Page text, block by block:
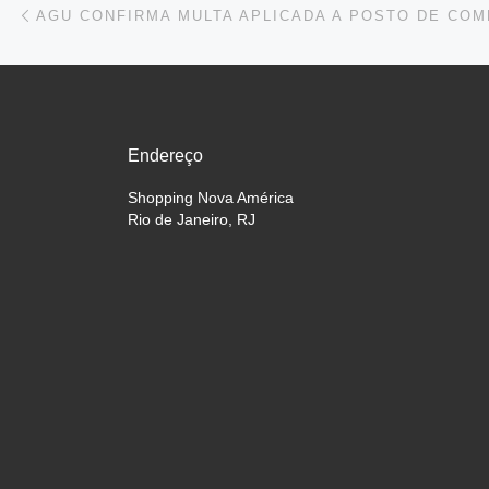
Endereço
Shopping Nova América
Rio de Janeiro, RJ